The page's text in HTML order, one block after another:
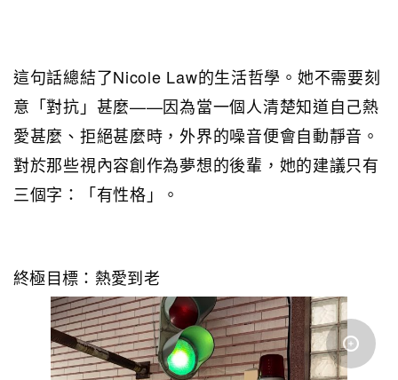
這句話總結了Nicole Law的生活哲學。她不需要刻
意「對抗」甚麼——因為當一個人清楚知道自己熱
愛甚麼、拒絕甚麼時，外界的噪音便會自動靜音。
對於那些視內容創作為夢想的後輩，她的建議只有
三個字：「有性格」。
終極目標：熱愛到老